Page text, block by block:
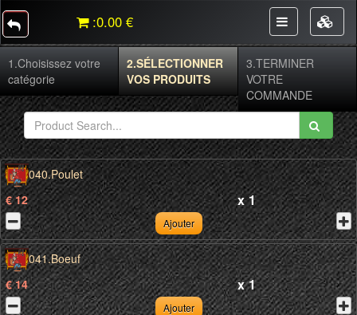
:0.00 €
1.Choisissez votre
catégorie
2.SÉLECTIONNER
VOS PRODUITS
3.TERMINER
VOTRE
COMMANDE
040.Poulet
€ 12
x 1
Ajouter
041.Boeuf
€ 14
x 1
Ajouter